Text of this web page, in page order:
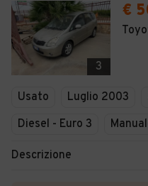
3
€
Usato Luglio 2003
Diesel - Euro 3
Descrizione